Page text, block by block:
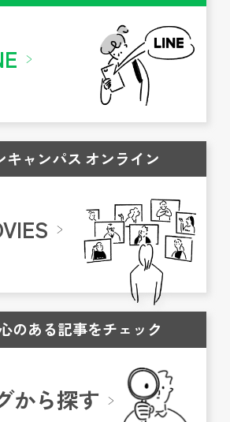
キャンパス オンライン
のある記事をチェック
から探す